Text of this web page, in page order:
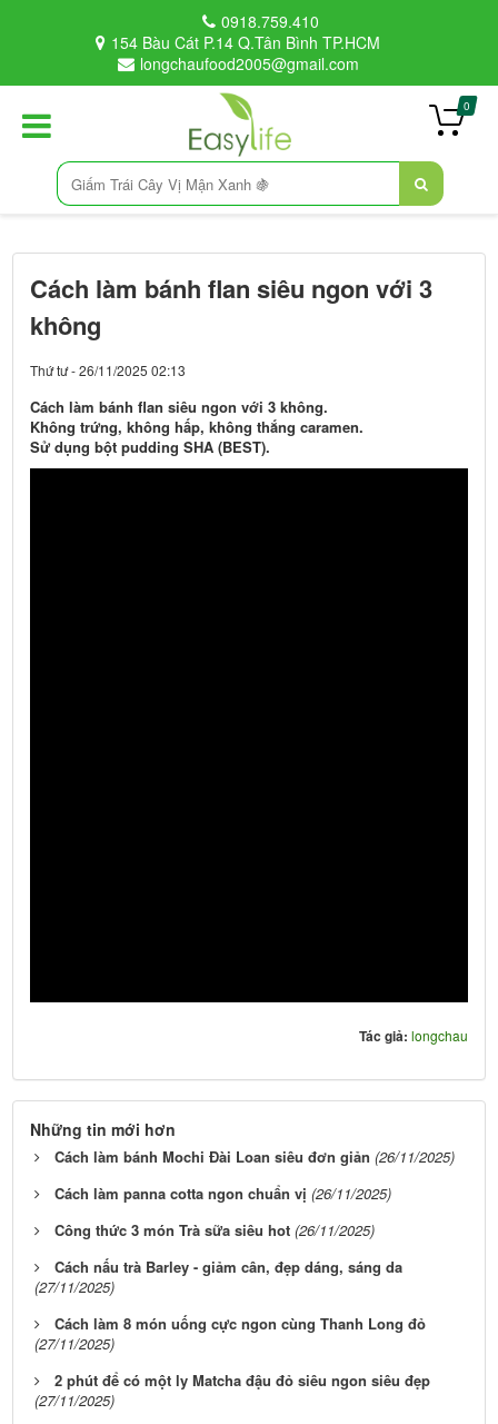
0918.759.410
154 Bàu Cát P.14 Q.Tân Bình TP.HCM
longchaufood2005@gmail.com
0
Cách làm bánh flan siêu ngon với 3
không
Thứ tư - 26/11/2025 02:13
Cách làm bánh flan siêu ngon với 3 không.
Không trứng, không hấp, không thắng caramen.
Sử dụng bột pudding SHA (BEST).
Tác giả: longchau
Những tin mới hơn
Cách làm bánh Mochi Đài Loan siêu đơn giản (26/11/2025)
Cách làm panna cotta ngon chuẩn vị (26/11/2025)
Công thức 3 món Trà sữa siêu hot (26/11/2025)
Cách nấu trà Barley - giảm cân, đẹp dáng, sáng da
(27/11/2025)
Cách làm 8 món uống cực ngon cùng Thanh Long đỏ
(27/11/2025)
2 phút để có một ly Matcha đậu đỏ siêu ngon siêu đẹp
(27/11/2025)